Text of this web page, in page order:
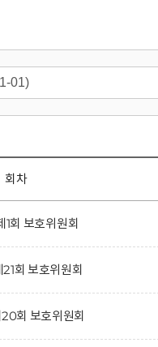
회차
회 보호위원회
회 보호위원회
회 보호위원회